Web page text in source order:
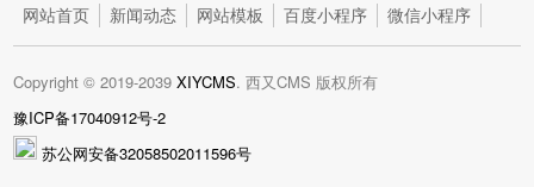
网站首页 新闻动态 网站模板 百度小程序
微信小程序
Copyright © 2019-2039 XIYCMS. 西又CMS 版权所有
豫ICP备17040912号-2
苏公网安备32058502011596号